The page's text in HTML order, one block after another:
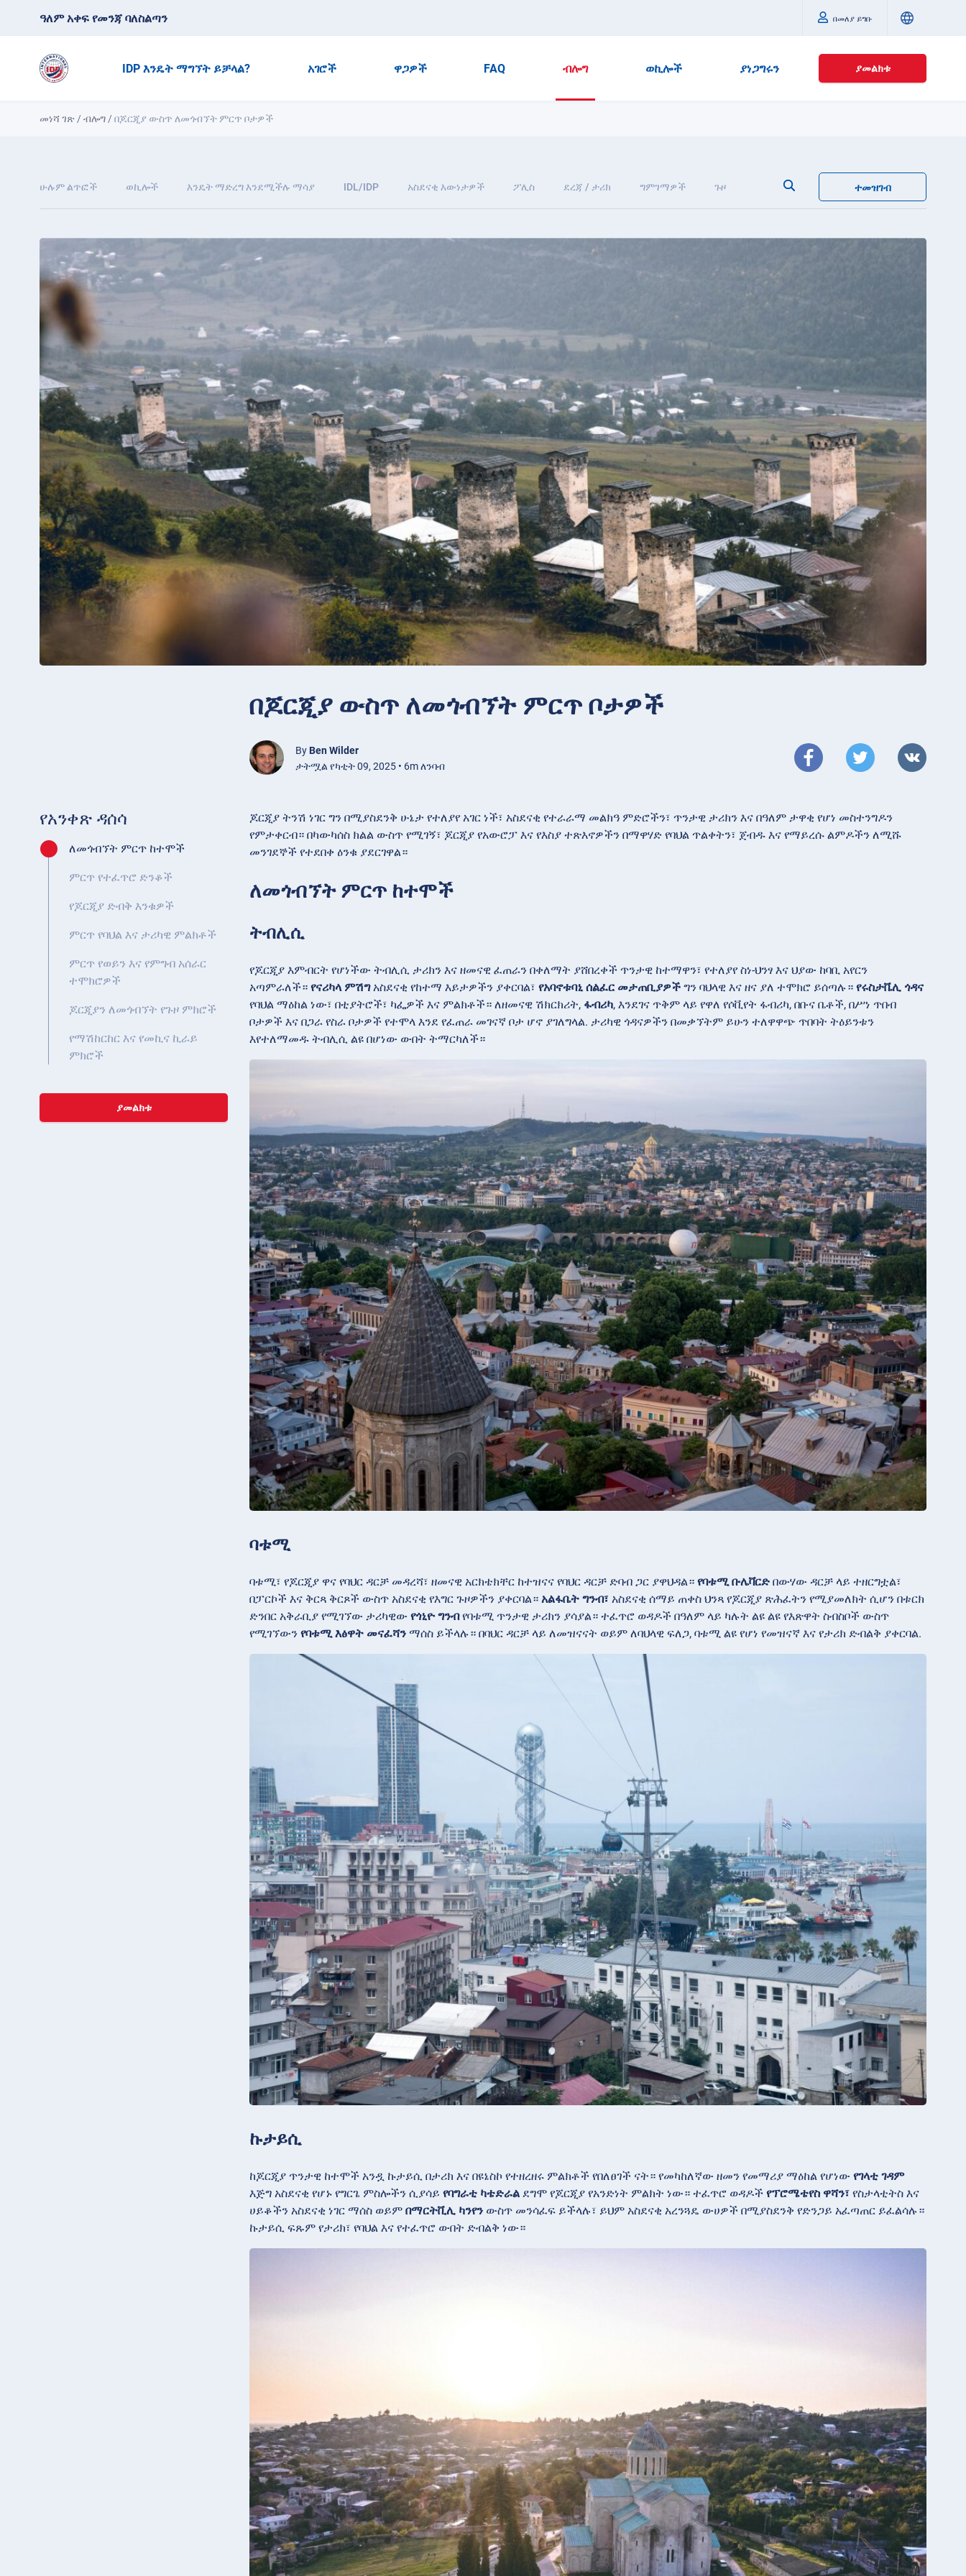
ዓለም አቀፍ የመንጃ ባለስልጣን በመለያ ይግቡ
IDP እንዴት ማግኘት ይቻላል? አገሮች ዋጋዎች FAQ ብሎግ ወኪሎች ያነጋግሩን ያመልክቱ
መነሻ ገጽ /ብሎግ /በጆርጂያ ውስጥ ለመጎብኘት ምርጥ ቦታዎች
ሁሉም ልጥፎች ወኪሎች እንዴት ማድረግ እንደሚችሉ ማሳያ IDL/IDP አስደናቂ እውነታዎች ፖሊስ ደረጃ / ታሪክ ግምገማዎች ጉዞ ተመዝገብ
በጆርጂያ ውስጥ ለመጎብኘት ምርጥ ቦታዎች
By Ben Wilder
ታትሟል የካቲት 09, 2025 • 6m ለንባብ
የአንቀጽ ዳሰሳ
ለመጎብኘት ምርጥ ከተሞች
ምርጥ የተፈጥሮ ድንቆች
የጆርጂያ ድብቅ እንቁዎች
ምርጥ የባህል እና ታሪካዊ ምልክቶች
ምርጥ የወይን እና የምግብ አሰራር
ተሞክሮዎች
ጆርጂያን ለመጎብኘት የጉዞ ምክሮች
የማሽከርከር እና የመኪና ኪራይ
ምክሮች
ያመልክቱ
ጆርጂያ ትንሽ ነገር ግን በሚያስደንቅ ሁኔታ የተለያየ አገር ነች፣ አስደናቂ የተራራማ መልክዓ ምድሮችን፣ ጥንታዊ ታሪክን እና በዓለም ታዋቂ የሆነ መስተንግዶን
የምታቀርብ። በካውካሰስ ክልል ውስጥ የሚገኝ፣ ጆርጂያ የአውሮፓ እና የእስያ ተጽእኖዎችን በማዋሃድ የባህል ጥልቀትን፣ ጀብዱ እና የማይረሱ ልምዶችን ለሚሹ
መንገደኞች የተደበቀ ዕንቁ ያደርገዋል።
ለመጎብኘት ምርጥ ከተሞች
ትብሊሲ
የጆርጂያ እምብርት የሆነችው ትብሊሲ ታሪክን እና ዘመናዊ ፈጠራን በቀለማት ያሸበረቀች ጥንታዊ ከተማዋን፣ የተለያየ ስነ-ህንፃ እና ህያው ከባቢ አየርን
አጣምራለች። የናሪካላ ምሽግአስደናቂ የከተማ እይታዎችን ያቀርባል፣ የአባኖቱባኒ ሰልፈር መታጠቢያዎች ግን ባህላዊ እና ዘና ያለ ተሞክሮ ይሰጣሉ። የሩስታቬሊ ጎዳና
የባህል ማዕከል ነው፣ በቲያትሮች፣ ካፌዎች እና ምልክቶች። ለዘመናዊ ሽክርክሪት, ፋብሪካ, እንደገና ጥቅም ላይ የዋለ የሶቪየት ፋብሪካ, በቡና ቤቶች, በሥነ ጥበብ
ቦታዎች እና በጋራ የስራ ቦታዎች የተሞላ እንደ የፈጠራ መገናኛ ቦታ ሆኖ ያገለግላል. ታሪካዊ ጎዳናዎችን በመቃኘትም ይሁን ተለዋዋጭ ጥበባት ትዕይንቱን
እየተለማመዱ ትብሊሲ ልዩ በሆነው ውበት ትማርካለች።
ባቱሚ
ባቱሚ፣ የጆርጂያ ዋና የባህር ዳርቻ መዳረሻ፣ ዘመናዊ አርክቴክቸር ከተዝናና የባህር ዳርቻ ድባብ ጋር ያዋህዳል። የባቱሚ ቡሌቫርድ በውሃው ዳርቻ ላይ ተዘርግቷል፣
በፓርኮች እና ቅርጻ ቅርጾች ውስጥ አስደናቂ የእግር ጉዞዎችን ያቀርባል። አልፋቤት ግንብ፣ አስደናቂ ሰማይ ጠቀስ ህንጻ የጆርጂያ ጽሕፈትን የሚያመለክት ሲሆን በቱርክ
ድንበር አቅራቢያ የሚገኘው ታሪካዊው የጎኒዮ ግንብየባቱሚ ጥንታዊ ታሪክን ያሳያል። ተፈጥሮ ወዳዶች በዓለም ላይ ካሉት ልዩ ልዩ የእጽዋት ስብስቦች ውስጥ
የሚገኘውን የባቱሚ እፅዋት መናፈሻን ማሰስ ይችላሉ። በባህር ዳርቻ ላይ ለመዝናናት ወይም ለባህላዊ ፍለጋ, ባቱሚ ልዩ የሆነ የመዝናኛ እና የታሪክ ድብልቅ ያቀርባል.
ኩታይሲ
ከጆርጂያ ጥንታዊ ከተሞች አንዷ ኩታይሲ በታሪክ እና በዩኔስኮ የተዘረዘሩ ምልክቶች የበለፀገች ናት። የመካከለኛው ዘመን የመማሪያ ማዕከል የሆነው የገላቲ ገዳም
እጅግ አስደናቂ የሆኑ የግርጌ ምስሎችን ሲያሳይ የባግራቲ ካቴድራል ደግሞ የጆርጂያ የአንድነት ምልክት ነው። ተፈጥሮ ወዳዶች የፕሮሜቴየስ ዋሻን፣ የስታላቲትስ እና
ሀይቆችን አስደናቂ ነገር ማሰስ ወይም በማርትቪሊ ካንየን ውስጥ መንሳፈፍ ይችላሉ፣ ይህም አስደናቂ አረንጓዴ ውሀዎች በሚያስደንቅ የድንጋይ አፈጣጠር ይፈልሳሉ።
ኩታይሲ ፍጹም የታሪክ፣ የባህል እና የተፈጥሮ ውበት ድብልቅ ነው።